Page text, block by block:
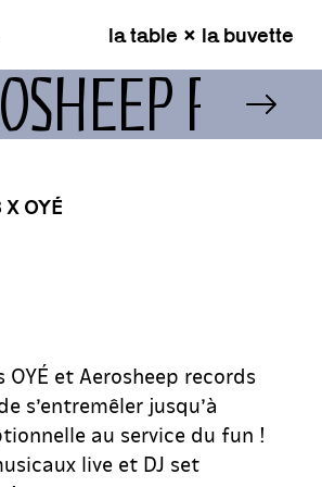
la table × la buvette
X OYÉ
et Aerosheep records
s’entremêler jusqu’à
au service du fun !
live et DJ set